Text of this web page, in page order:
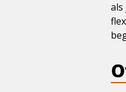
als